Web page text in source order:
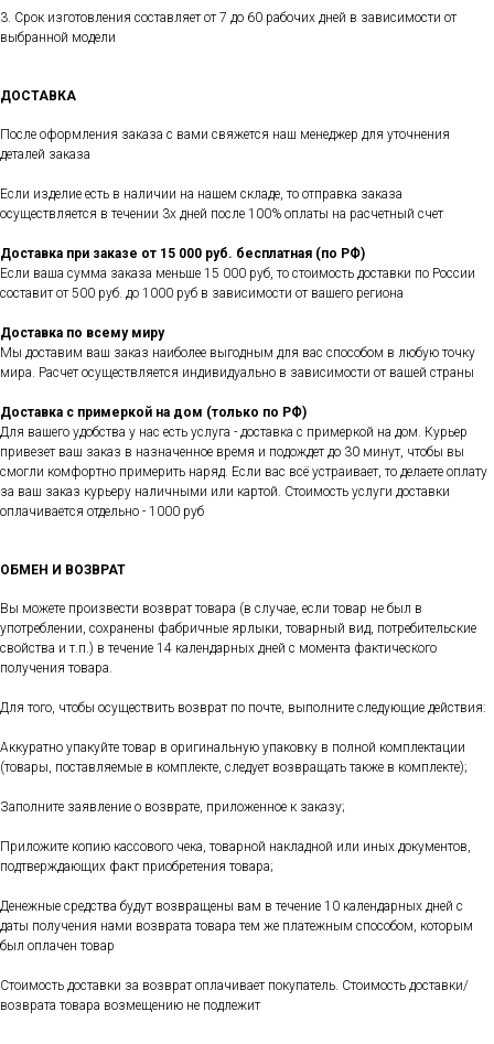
3. Срок изготовления составляет от 7 до 60 рабочих дней в зависимости от
выбранной модели
ДОСТАВКА
После оформления заказа с вами свяжется наш менеджер для уточнения
деталей заказа
Если изделие есть в наличии на нашем складе, то отправка заказа
осуществляется в течении 3х дней после 100% оплаты на расчетный счет
Доставка при заказе от 15 000 руб. бесплатная (по РФ)
Если ваша сумма заказа меньше 15 000 руб, то стоимость доставки по России
составит от 500 руб. до 1000 руб в зависимости от вашего региона
Доставка по всему миру
Мы доставим ваш заказ наиболее выгодным для вас способом в любую точку
мира. Расчет осуществляется индивидуально в зависимости от вашей страны
Доставка с примеркой на дом (только по РФ)
Для вашего удобства у нас есть услуга - доставка с примеркой на дом. Курьер
привезет ваш заказ в назначенное время и подождет до 30 минут, чтобы вы
смогли комфортно примерить наряд. Если вас всё устраивает, то делаете оплату
за ваш заказ курьеру наличными или картой. Стоимость услуги доставки
оплачивается отдельно - 1000 руб
ОБМЕН И ВОЗВРАТ
Вы можете произвести возврат товара (в случае, если товар не был в
употреблении, сохранены фабричные ярлыки, товарный вид, потребительские
свойства и т.п.) в течение 14 календарных дней с момента фактического
получения товара.
Для того, чтобы осуществить возврат по почте, выполните следующие действия:
Аккуратно упакуйте товар в оригинальную упаковку в полной комплектации
(товары, поставляемые в комплекте, следует возвращать также в комплекте);
Заполните заявление о возврате, приложенное к заказу;
Приложите копию кассового чека, товарной накладной или иных документов,
подтверждающих факт приобретения товара;
Денежные средства будут возвращены вам в течение 10 календарных дней с
даты получения нами возврата товара тем же платежным способом, которым
был оплачен товар
Стоимость доставки за возврат оплачивает покупатель. Стоимость доставки/
возврата товара возмещению не подлежит